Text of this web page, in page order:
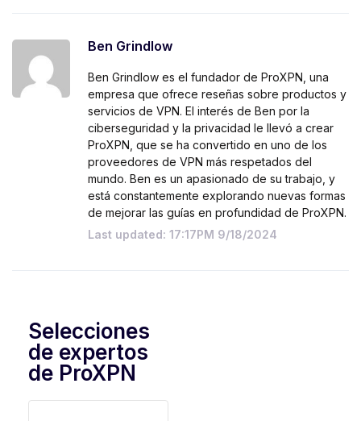
Ben Grindlow
Ben Grindlow es el fundador de ProXPN, una
empresa que ofrece reseñas sobre productos y
servicios de VPN. El interés de Ben por la
ciberseguridad y la privacidad le llevó a crear
ProXPN, que se ha convertido en uno de los
proveedores de VPN más respetados del
mundo. Ben es un apasionado de su trabajo, y
está constantemente explorando nuevas formas
de mejorar las guías en profundidad de ProXPN.
Last updated: 17:17PM 9/18/2024
Selecciones
de expertos
de ProXPN